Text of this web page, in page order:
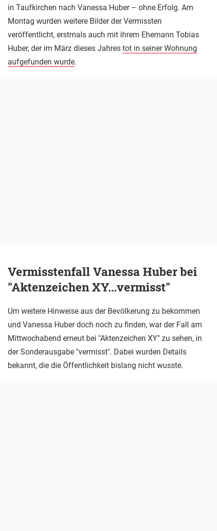
in Taufkirchen nach Vanessa Huber – ohne Erfolg. Am
Montag wurden weitere Bilder der Vermissten
veröffentlicht, erstmals auch mit ihrem Ehemann Tobias
Huber, der im März dieses Jahres tot in seiner Wohnung
aufgefunden wurde.
Vermisstenfall Vanessa Huber bei
"Aktenzeichen XY...vermisst"
Um weitere Hinweise aus der Bevölkerung zu bekommen
und Vanessa Huber doch noch zu finden, war der Fall am
Mittwochabend erneut bei "Aktenzeichen XY" zu sehen, in
der Sonderausgabe "vermisst". Dabei wurden Details
bekannt, die die Öffentlichkeit bislang nicht wusste.